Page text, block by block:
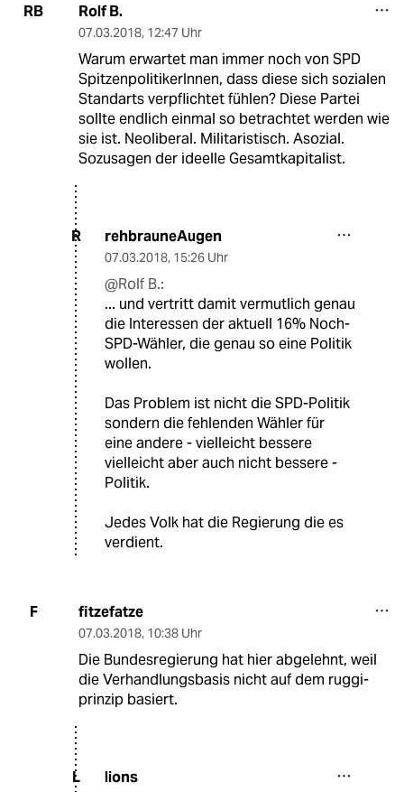
RB Rolf B.
07.03.2018, 12:47 Uhr
Warum erwartet man immer noch von SPD
SpitzenpolitikerInnen, dass diese sich sozialen
Standarts verpflichtet fühlen? Diese Partei
sollte endlich einmal so betrachtet werden wie
sie ist. Neoliberal. Militaristisch. Asozial.
Sozusagen der ideelle Gesamtkapitalist.
R rehbrauneAugen
07.03.2018, 15:26 Uhr
@Rolf B.:
... und vertritt damit vermutlich genau
die Interessen der aktuell 16% Noch-
SPD-Wähler, die genau so eine Politik
wollen.
Das Problem ist nicht die SPD-Politik
sondern die fehlenden Wähler für
eine andere - vielleicht bessere
vielleicht aber auch nicht bessere -
Politik.
Jedes Volk hat die Regierung die es
verdient.
F fitzefatze
07.03.2018, 10:38 Uhr
Die Bundesregierung hat hier abgelehnt, weil
die Verhandlungsbasis nicht auf dem ruggi-
prinzip basiert.
L lions